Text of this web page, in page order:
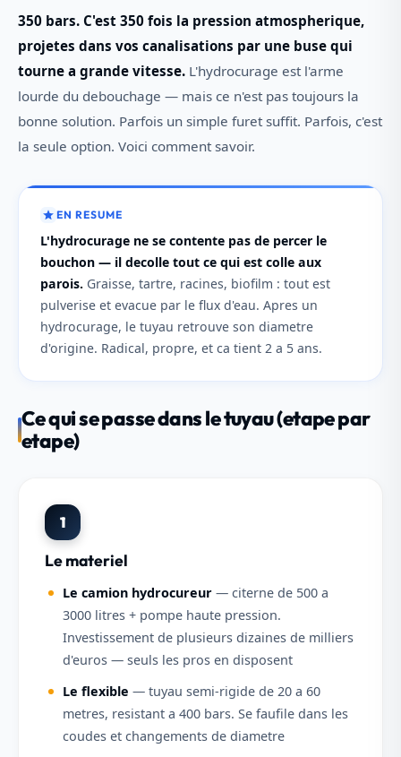
350 bars. C'est 350 fois la pression atmospherique,
projetes dans vos canalisations par une buse qui
tourne a grande vitesse. L'hydrocurage est l'arme
lourde du debouchage — mais ce n'est pas toujours la
bonne solution. Parfois un simple furet suffit. Parfois, c'est
la seule option. Voici comment savoir.
EN RESUME
L'hydrocurage ne se contente pas de percer le
bouchon — il decolle tout ce qui est colle aux
parois. Graisse, tartre, racines, biofilm : tout est
pulverise et evacue par le flux d'eau. Apres un
hydrocurage, le tuyau retrouve son diametre
d'origine. Radical, propre, et ca tient 2 a 5 ans.
Ce qui se passe dans le tuyau (etape par
etape)
1
Le materiel
Le camion hydrocureur— citerne de 500 a
3000 litres + pompe haute pression.
Investissement de plusieurs dizaines de milliers
d'euros — seuls les pros en disposent
Le flexible — tuyau semi-rigide de 20 a 60
metres, resistant a 400 bars. Se faufile dans les
coudes et changements de diametre